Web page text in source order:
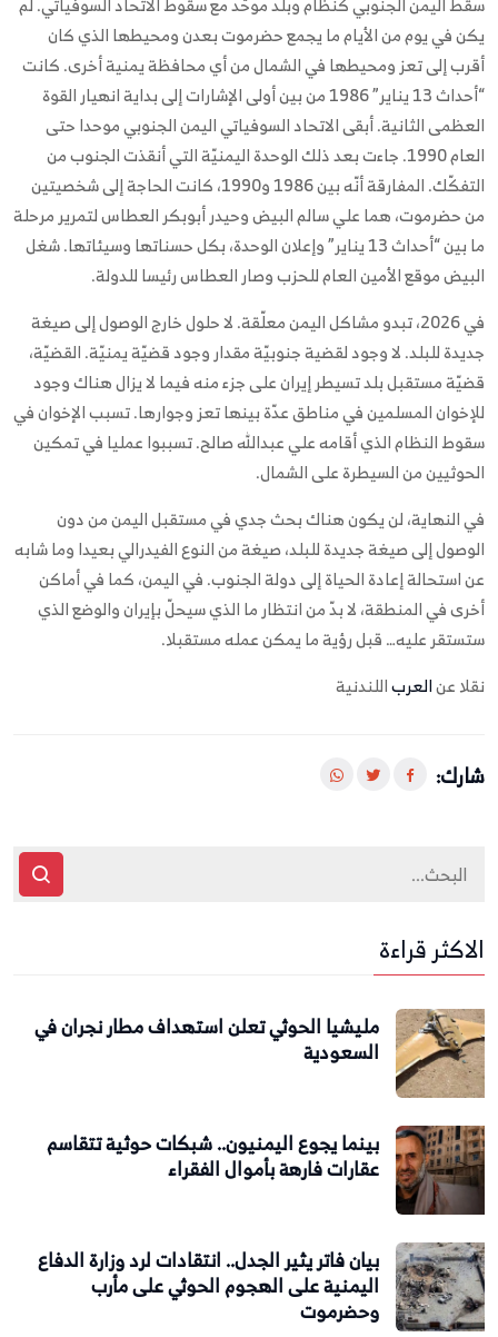
يكن في يوم من الأيام ما يجمع حضرموت بعدن ومحيطها الذي كان
أقرب إلى تعز ومحيطها في الشمال من أي محافظة يمنية أخرى. كانت
“أحداث 13 يناير” 1986 من بين أولى الإشارات إلى بداية انهيار القوة
العظمى الثانية. أبقى الاتحاد السوفياتي اليمن الجنوبي موحدا حتى
العام 1990. جاءت بعد ذلك الوحدة اليمنيّة التي أنقذت الجنوب من
التفكّك. المفارقة أنّه بين 1986 و1990، كانت الحاجة إلى شخصيتين
من حضرموت، هما علي سالم البيض وحيدر أبوبكر العطاس لتمرير مرحلة
ما بين “أحداث 13 يناير” وإعلان الوحدة، بكل حسناتها وسيئاتها. شغل
البيض موقع الأمين العام للحزب وصار العطاس رئيسا للدولة.
في 2026، تبدو مشاكل اليمن معلّقة. لا حلول خارج الوصول إلى صيغة
جديدة للبلد. لا وجود لقضية جنوبيّة مقدار وجود قضيّة يمنيّة. القضيّة،
قضيّة مستقبل بلد تسيطر إيران على جزء منه فيما لا يزال هناك وجود
للإخوان المسلمين في مناطق عدّة بينها تعز وجوارها. تسبب الإخوان في
سقوط النظام الذي أقامه علي عبدالله صالح. تسببوا عمليا في تمكين
الحوثيين من السيطرة على الشمال.
في النهاية، لن يكون هناك بحث جدي في مستقبل اليمن من دون
الوصول إلى صيغة جديدة للبلد، صيغة من النوع الفيدرالي بعيدا وما شابه
عن استحالة إعادة الحياة إلى دولة الجنوب. في اليمن، كما في أماكن
أخرى في المنطقة، لا بدّ من انتظار ما الذي سيحلّ بإيران والوضع الذي
ستستقر عليه… قبل رؤية ما يمكن عمله مستقبلا.
نقلا عنالعرباللندنية
شارك:
الاكثر قراءة
مليشيا الحوثي تعلن استهداف مطار نجران في
السعودية
بينما يجوع اليمنيون.. شبكات حوثية تتقاسم
عقارات فارهة بأموال الفقراء
بيان فاتر يثير الجدل.. انتقادات لرد وزارة الدفاع
اليمنية على الهجوم الحوثي على مأرب
وحضرموت